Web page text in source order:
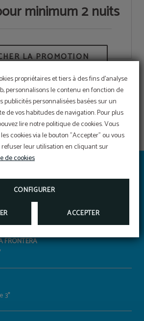
propriétaires et tiers à des fins d'analyse
personnalisons le contenu en fonction de
publicités personnalisées basées sur un
de vos habitudes de navigation. Pour plus
lire notre politique de cookies. Vous
cookies via le bouton "Accepter" ou vous
leur utilisation en cliquant sur
de cookies
CONFIGURER
ACCEPTER
minimum 2 nuits
FRONTERA
3*
Délicieux petit-déjeuner
PROFITEZ DE NOTRE EXQUIS PETIT-DÉJEUNER
AVEC UNE GRANDE VARIÉTÉ DE PRODUITS.